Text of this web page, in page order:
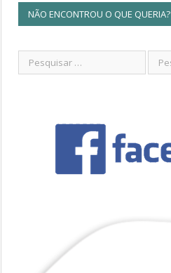
NÃO ENCONTROU O QUE QUERIA?